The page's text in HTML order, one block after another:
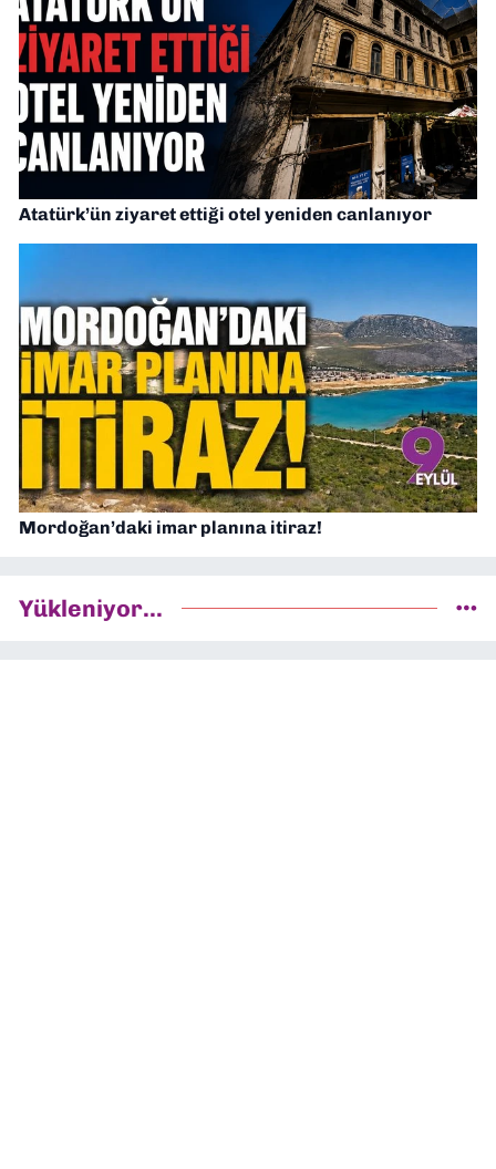
Atatürk’ün ziyaret ettiği otel yeniden canlanıyor
Mordoğan’daki imar planına itiraz!
Yükleniyor...